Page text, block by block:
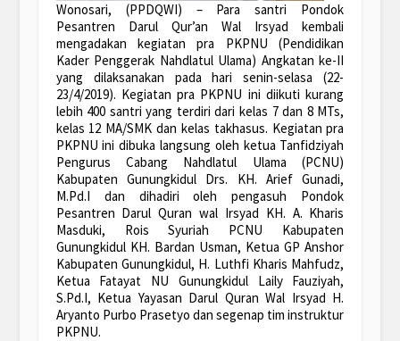
Wonosari, (PPDQWI) – Para santri Pondok
Pesantren Darul Qur’an Wal Irsyad kembali
mengadakan kegiatan pra PKPNU (Pendidikan
Kader Penggerak Nahdlatul Ulama) Angkatan ke-II
yang dilaksanakan pada hari senin-selasa (22-
23/4/2019). Kegiatan pra PKPNU ini diikuti kurang
lebih 400 santri yang terdiri dari kelas 7 dan 8 MTs,
kelas 12 MA/SMK dan kelas takhasus. Kegiatan pra
PKPNU ini dibuka langsung oleh ketua Tanfidziyah
Pengurus Cabang Nahdlatul Ulama (PCNU)
Kabupaten Gunungkidul Drs. KH. Arief Gunadi,
M.Pd.I dan dihadiri oleh pengasuh Pondok
Pesantren Darul Quran wal Irsyad KH. A. Kharis
Masduki, Rois Syuriah PCNU Kabupaten
Gunungkidul KH. Bardan Usman, Ketua GP Anshor
Kabupaten Gunungkidul, H. Luthfi Kharis Mahfudz,
Ketua Fatayat NU Gunungkidul Laily Fauziyah,
S.Pd.I, Ketua Yayasan Darul Quran Wal Irsyad H.
Aryanto Purbo Prasetyo dan segenap tim instruktur
PKPNU.